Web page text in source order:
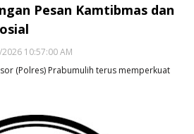
Pesan Kamtibmas dan
10:57:00 AM
(Polres) Prabumulih terus memperkuat